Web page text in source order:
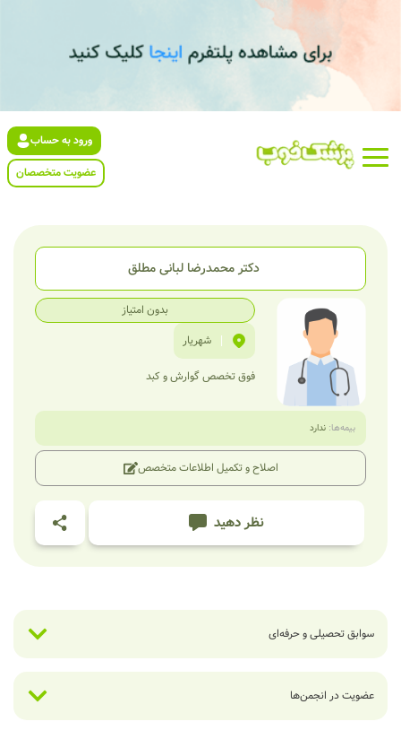
ورود به حساب
عضویت متخصصان
دکتر محمدرضا لبانی مطلق
بدون امتیاز
| شهریار
فوق تخصص گوارش و کبد
بیمه‌ها: ندارد
اصلاح و تکمیل اطلاعات متخصص
نظر دهید
سوابق تحصیلی و حرفه‌ای
عضویت در انجمن‌ها